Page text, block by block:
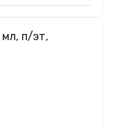
п/эт,